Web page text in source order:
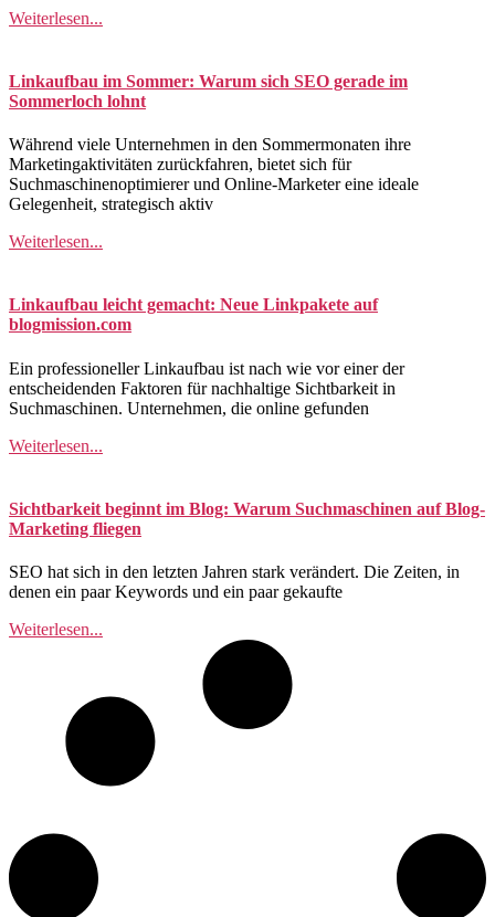
Weiterlesen...
Linkaufbau im Sommer: Warum sich SEO gerade im
Sommerloch lohnt
Während viele Unternehmen in den Sommermonaten ihre
Marketingaktivitäten zurückfahren, bietet sich für
Suchmaschinenoptimierer und Online-Marketer eine ideale
Gelegenheit, strategisch aktiv
Weiterlesen...
Linkaufbau leicht gemacht: Neue Linkpakete auf
blogmission.com
Ein professioneller Linkaufbau ist nach wie vor einer der
entscheidenden Faktoren für nachhaltige Sichtbarkeit in
Suchmaschinen. Unternehmen, die online gefunden
Weiterlesen...
Sichtbarkeit beginnt im Blog: Warum Suchmaschinen auf Blog-
Marketing fliegen
SEO hat sich in den letzten Jahren stark verändert. Die Zeiten, in
denen ein paar Keywords und ein paar gekaufte
Weiterlesen...